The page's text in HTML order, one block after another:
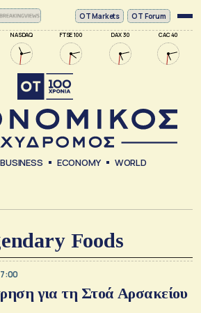
NASDAQ FTSE 100 DAX 30 CAC 40
ΟΤ Markets OT Forum
BUSINESS ECONOMY WORLD
Foods
για τη Στοά Αρσακείου